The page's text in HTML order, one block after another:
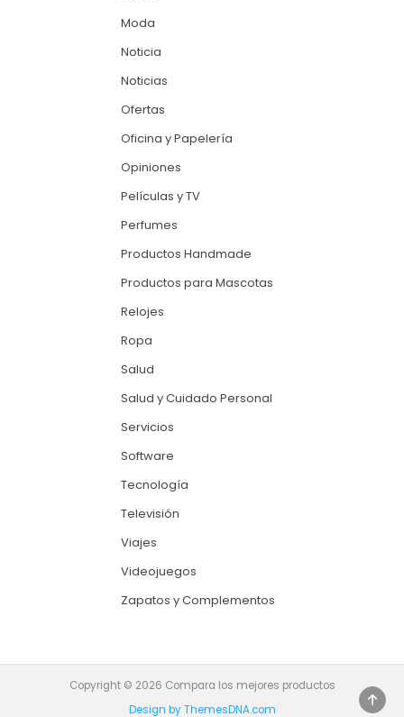
Moda
Noticia
Noticias
Ofertas
Oficina y Papelería
Opiniones
Películas y TV
Perfumes
Productos Handmade
Productos para Mascotas
Relojes
Ropa
Salud
Salud y Cuidado Personal
Servicios
Software
Tecnología
Televisión
Viajes
Videojuegos
Zapatos y Complementos
Copyright © 2026 Compara los mejores productos
Design by ThemesDNA.com
TO